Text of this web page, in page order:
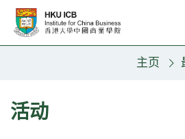
跳往主要内容
主页
活动